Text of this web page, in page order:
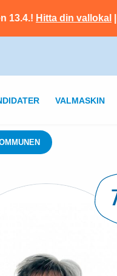
13.4.! Hitta din vallokal
VALMASKIN